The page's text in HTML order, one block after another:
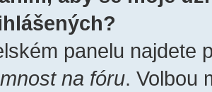
panelu najdete
na fóru. Volbou